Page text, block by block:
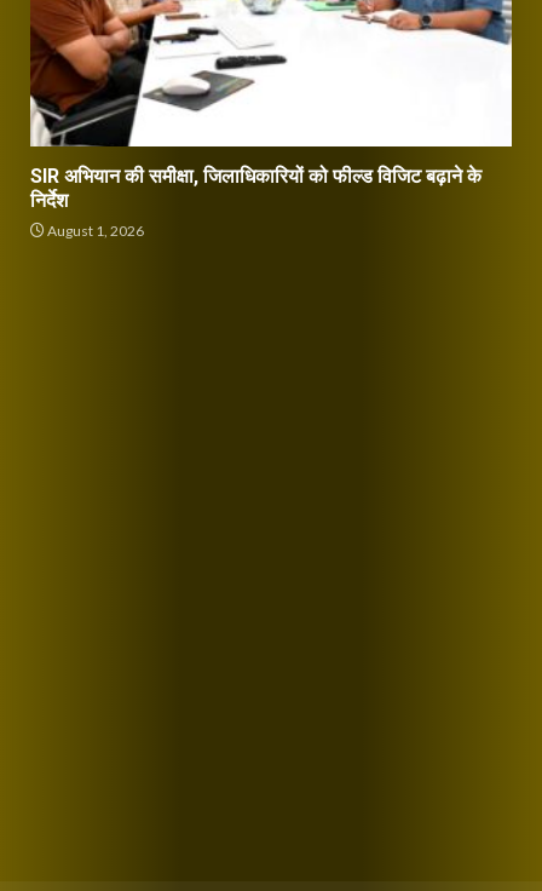
SIR अभियान की समीक्षा, जिलाधिकारियों को फील्ड विजिट बढ़ाने के
निर्देश
August 1, 2026